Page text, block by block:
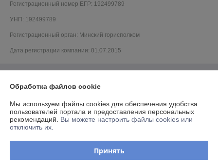
Регистрационный номер ЕГР: 192499789
УНП: 192499789
Регистрационный орган: Минский горисполком
Дата регистрации компании: 01.07.2015
Обработка файлов cookie
Мы используем файлы cookies для обеспечения удобства
пользователей портала и предоставления персональных
рекомендаций. Вы можете настроить файлы cookies или
отключить их.
Принять